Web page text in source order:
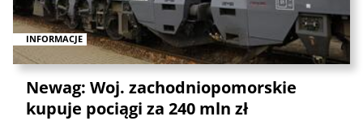
INFORMACJE
Newag: Woj. zachodniopomorskie
kupuje pociągi za 240 mln zł